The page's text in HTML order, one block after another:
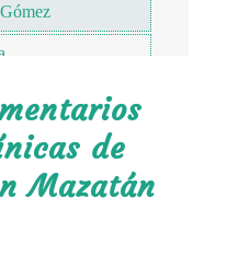
Rojas
Suyacal
de
Mazatán